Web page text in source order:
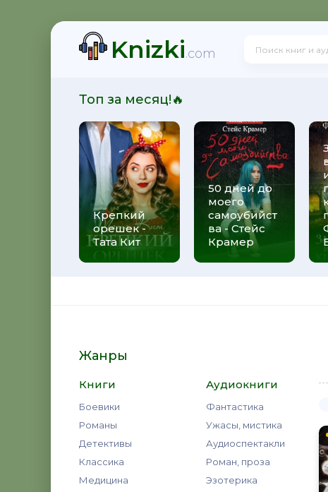
Knizki.com
Топ за месяц!🔥
Крепкий
орешек -
Тата Кит
50 дней до
моего
самоубийст
ва - Стейс
Крамер
Жанры
Книги
Боевики
Романы
Детективы
Классика
Медицина
Аудиокниги
Фантастика
Ужасы, мистика
Аудиоспектакли
Роман, проза
Эзотерика